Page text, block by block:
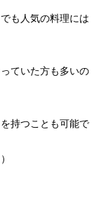
も人気の料理には
ていた方も多いの
持つことも可能で